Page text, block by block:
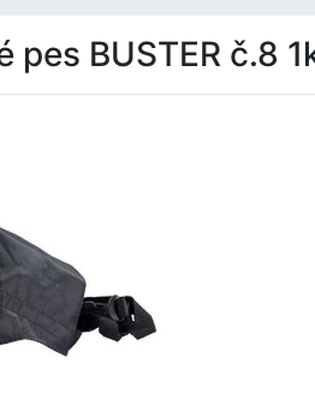
BUSTER č.8